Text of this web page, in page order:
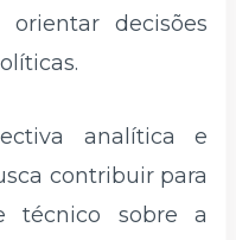
orientar decisões
analítica e
contribuir para
técnico sobre a